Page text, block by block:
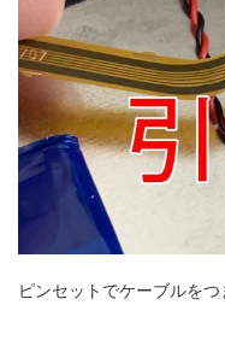
ピンセットでケーブルをつ